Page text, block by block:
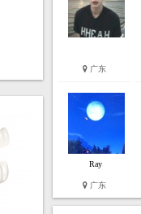
广东
Ray
广东